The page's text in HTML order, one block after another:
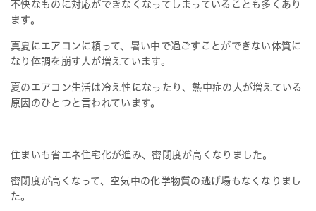
不快なものに対応ができなくなってしまっていることも多くあり
ます。
真夏にエアコンに頼って、暑い中で過ごすことができない体質に
なり体調を崩す人が増えています。
夏のエアコン生活は冷え性になったり、熱中症の人が増えている
原因のひとつと言われています。
住まいも省エネ住宅化が進み、密閉度が高くなりました。
密閉度が高くなって、空気中の化学物質の逃げ場もなくなりまし
た。